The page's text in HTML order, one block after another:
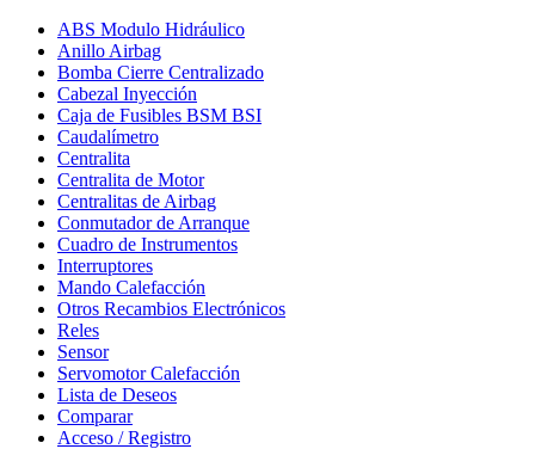
ABS Modulo Hidráulico
Anillo Airbag
Bomba Cierre Centralizado
Cabezal Inyección
Caja de Fusibles BSM BSI
Caudalímetro
Centralita
Centralita de Motor
Centralitas de Airbag
Conmutador de Arranque
Cuadro de Instrumentos
Interruptores
Mando Calefacción
Otros Recambios Electrónicos
Reles
Sensor
Servomotor Calefacción
Lista de Deseos
Comparar
Acceso / Registro